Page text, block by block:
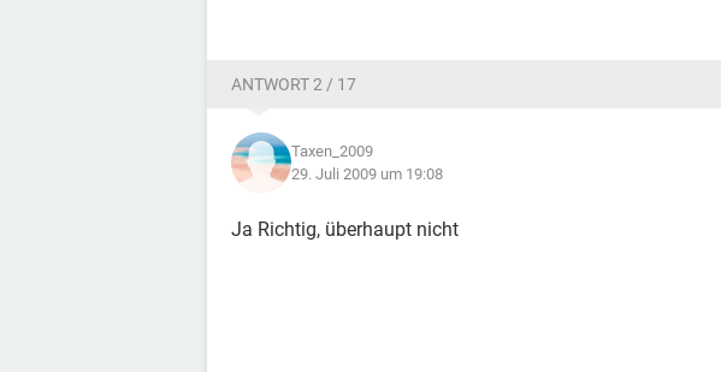
ANTWORT 2 / 17
Taxen_2009
29. Juli 2009 um 19:08
Ja Richtig, überhaupt nicht